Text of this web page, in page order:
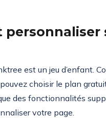
est un jeu d’enfant.
choisir le plan
des fonctionnalités
votre page.